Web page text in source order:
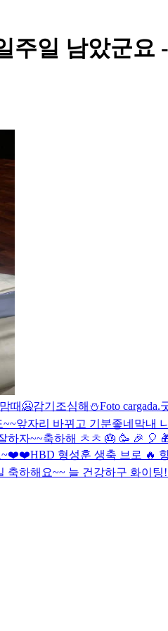
주일 남았군요
때 🥶감기조심해⛄️Foto cargada.
~~앞자리 바뀌고 기분좋네 막내
하자~~축하해 ㅊㅊ 🎂 🥳 🎉 🎈
~❤️❤️HBD 형성훈 생축 브로 🔥
축하해요~~ 늘 건강하구 화이